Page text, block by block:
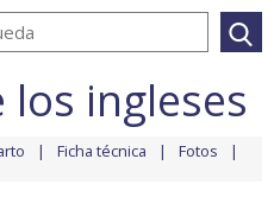
los ingleses
Ficha técnica Fotos